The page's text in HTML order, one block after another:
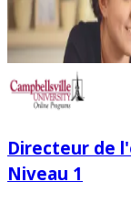
Directeur de
Niveau 1